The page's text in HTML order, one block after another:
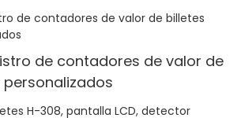
de contadores de valor de